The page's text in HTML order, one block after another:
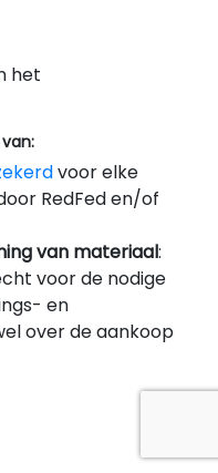
het
voor elke
RedFed en/of
van materiaal:
voor de nodige
en
over de aankoop